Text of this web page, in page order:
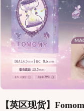
【英区现货】